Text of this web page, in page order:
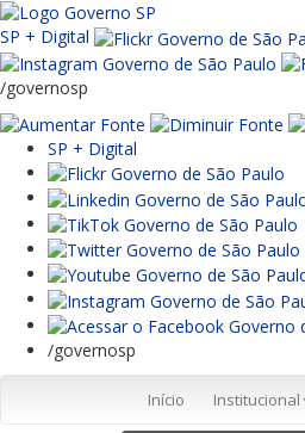
SP + Digital
/governosp
SP + Digital
/governosp
Início Institucional